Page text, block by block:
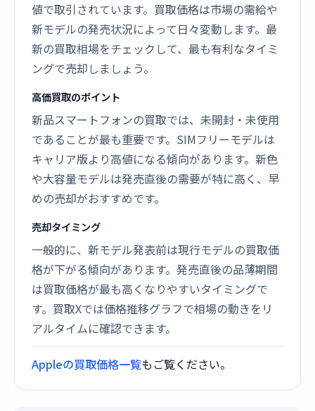
値で取引されています。買取価格は市場の需給や
新モデルの発売状況によって日々変動します。最
新の買取相場をチェックして、最も有利なタイミ
ングで売却しましょう。
高価買取のポイント
新品スマートフォンの買取では、未開封・未使用
であることが最も重要です。SIMフリーモデルは
キャリア版より高値になる傾向があります。新色
や大容量モデルは発売直後の需要が特に高く、早
めの売却がおすすめです。
売却タイミング
一般的に、新モデル発表前は現行モデルの買取価
格が下がる傾向があります。発売直後の品薄期間
は買取価格が最も高くなりやすいタイミングで
す。買取Xでは価格推移グラフで相場の動きをリ
アルタイムに確認できます。
Appleの買取価格一覧もご覧ください。